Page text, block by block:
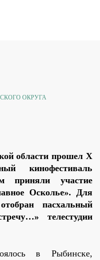
ОКРУГА
области прошел X
кинофестиваль
приняли участие
Осколье». Для
пасхальный
телестудии
в Рыбинске,